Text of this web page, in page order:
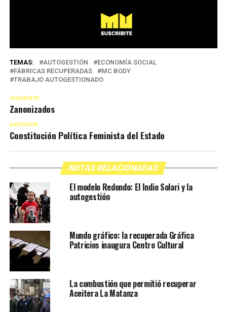
TEMAS: AUTOGESTIÓN
ECONOMÍA SOCIAL
FÁBRICAS RECUPERADAS
MC BODY
TRABAJO AUTOGESTIONADO
SIGUIENTE
Zanonizados
ANTERIOR
Constitución Política Feminista del Estado
NOTAS RELACIONADAS
El modelo Redondo: El Indio Solari y la
autogestión
Mundo gráfico: la recuperada Gráfica
Patricios inaugura Centro Cultural
La combustión que permitió recuperar
Aceitera La Matanza